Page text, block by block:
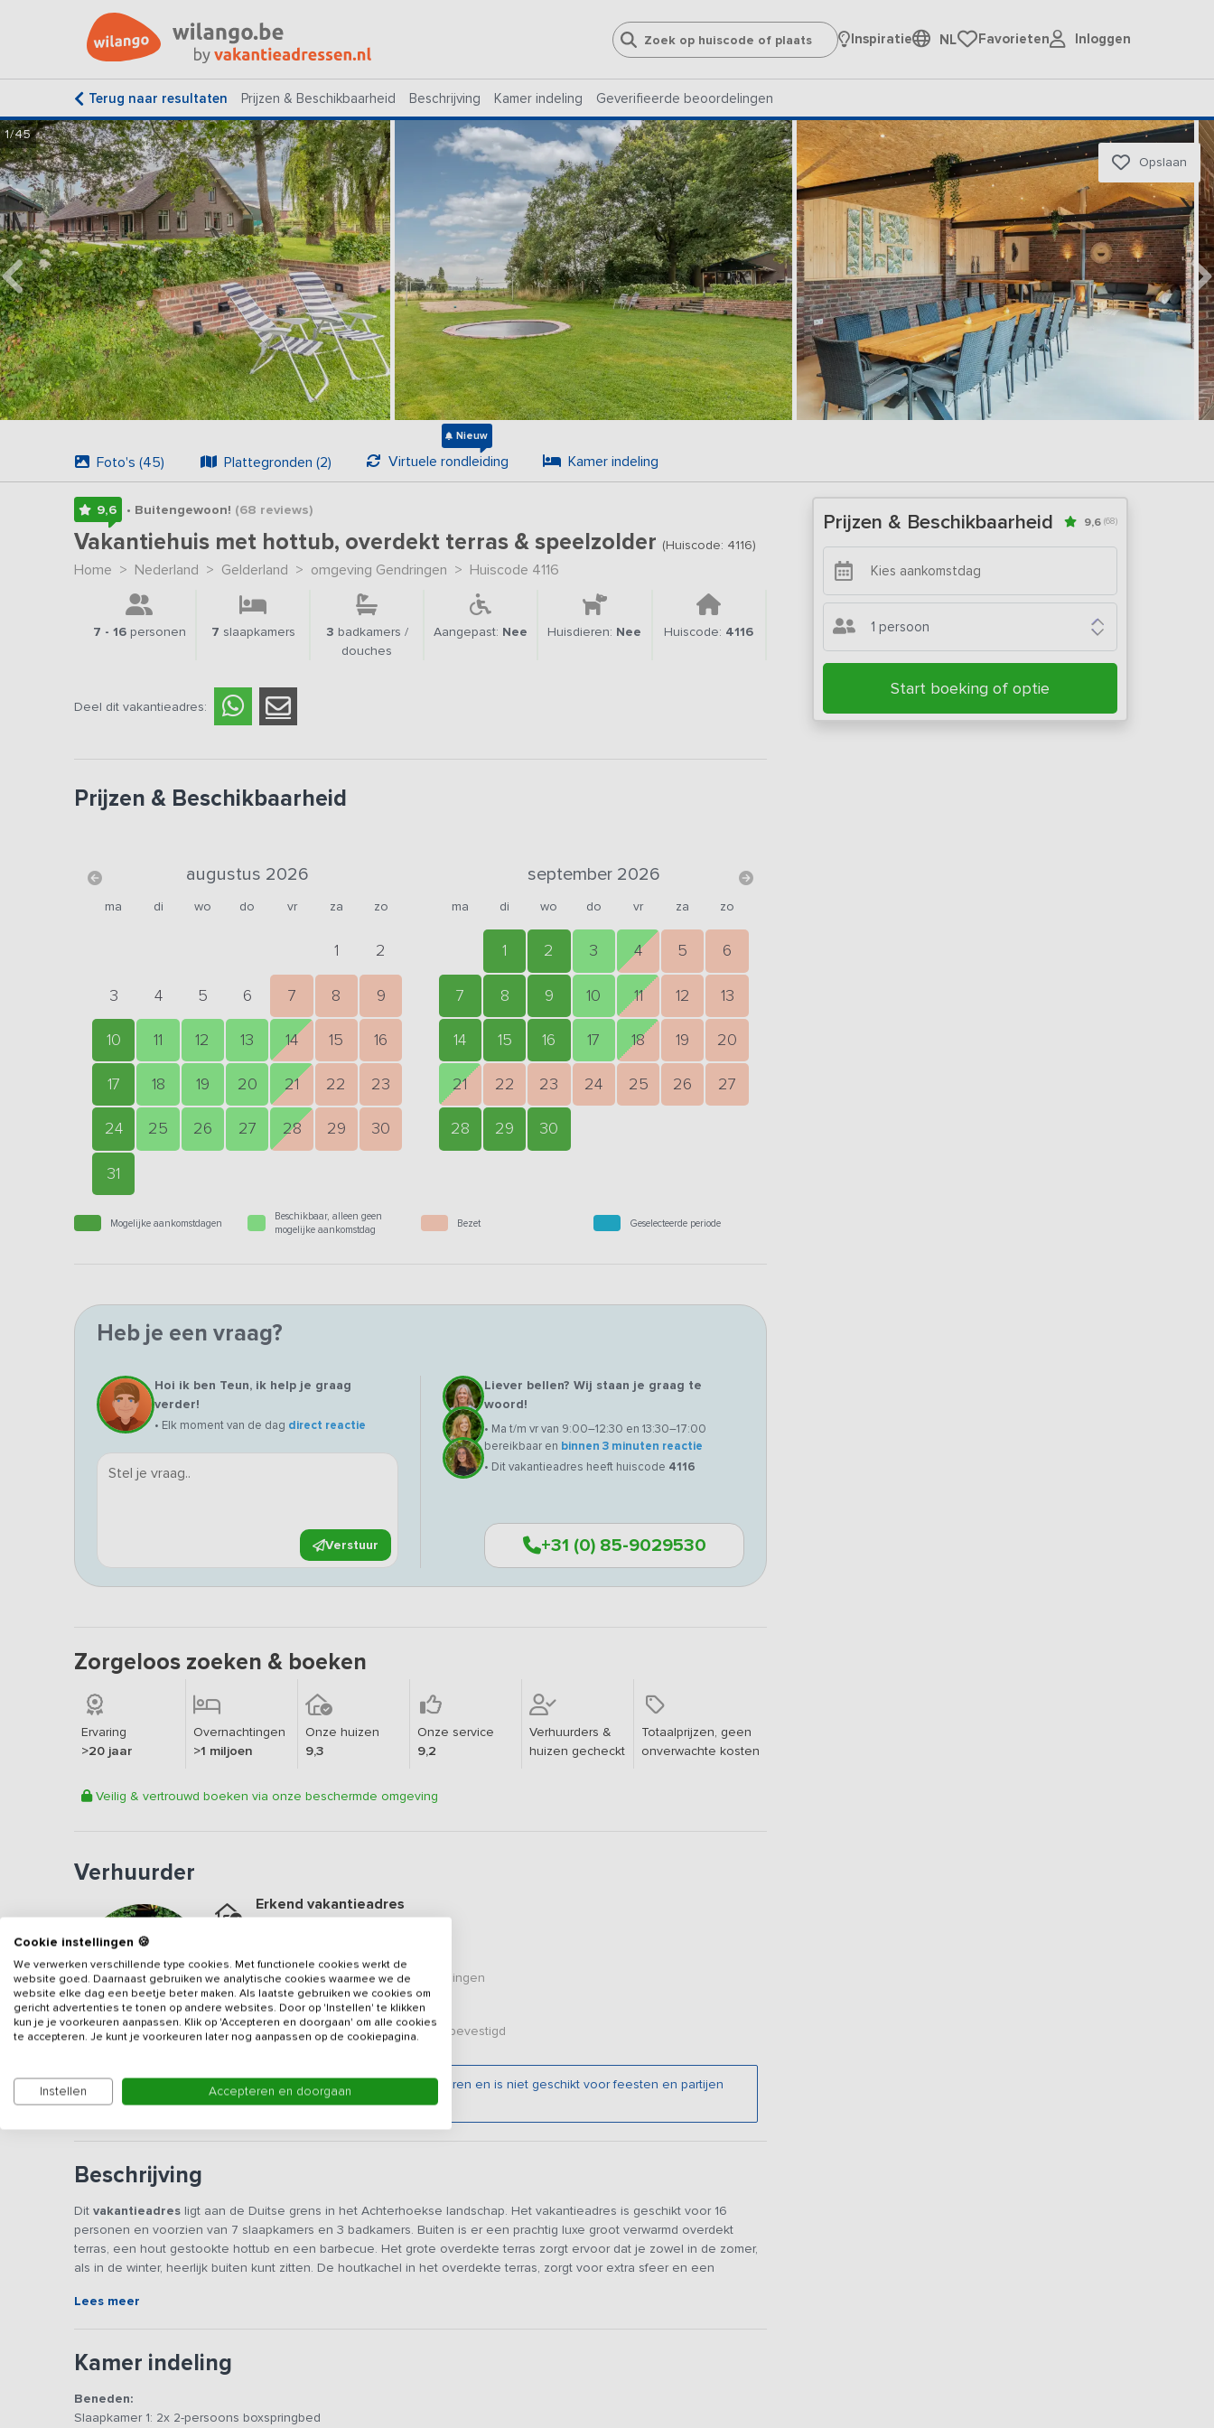
Inspiratie NL Favorieten Inloggen
Terug naar resultaten Prijzen & Beschikbaarheid Beschrijving Kamer indeling Geverifieerde beoordelingen
1/45
Opslaan
Foto's (45) Plattegronden (2) Virtuele rondleiding
Nieuw
Kamer indeling
9,6 • Buitengewoon! (68 reviews)
Vakantiehuis met hottub, overdekt terras & speelzolder (Huiscode: 4116)
Home > Nederland > Gelderland > omgeving Gendringen > Huiscode 4116
7 - 16personen 7 slaapkamers 3 badkamers /
douches
Aangepast: Nee Huisdieren: Nee Huiscode: 4116
Deel dit vakantieadres:
Prijzen & Beschikbaarheid
augustus 2026
ma di wo do vr za zo
1 2
3 4 5 6 7 8 9
10 11 12 13 14 15 16
17 18 19 20 21 22 23
24 25 26 27 28 29 30
31
september 2026
ma di wo do vr za zo
1 2 3 4 5 6
7 8 9 10 11 12 13
14 15 16 17 18 19 20
21 22 23 24 25 26 27
28 29 30
Mogelijke aankomstdagen
Beschikbaar, alleen geen
mogelijke aankomstdag
Bezet Geselecteerde periode
Heb je een vraag?
Hoi ik ben Teun, ik help je graag
verder!
• Elk moment van de dag direct reactie
Verstuur
Liever bellen? Wij staan je graag te
woord!
• Ma t/m vr van 9:00–12:30 en 13:30–17:00
bereikbaar en binnen 3 minuten reactie
• Dit vakantieadres heeft huiscode 4116
+31 (0) 85-9029530
Zorgeloos zoeken & boeken
Ervaring
>20 jaar
Overnachtingen
>1 miljoen
Onze huizen
9,3
Onze service
9,2
Verhuurders &
huizen gecheckt
Totaalprijzen, geen
onverwachte kosten
Veilig & vertrouwd boeken via onze beschermde omgeving
Verhuurder
Erkend vakantieadres
Geweldige locatie
Een9.6op basis van68 beoordelingen
Veilig & vertrouwd
Gegevens van de verhuurder zijn bevestigd
Deze accommodatie wordt niet verhuurd aan groepen jongeren en is niet geschikt voor feesten en partijen
(met harde muziek).
Beschrijving
Dit vakantieadres ligt aan de Duitse grens in het Achterhoekse landschap. Het vakantieadres is geschikt voor 16
personen en voorzien van 7 slaapkamers en 3 badkamers. Buiten is er een prachtig luxe groot verwarmd overdekt
terras, een hout gestookte hottub en een barbecue. Het grote overdekte terras zorgt ervoor dat je zowel in de zomer,
als in de winter, heerlijk buiten kunt zitten. De houtkachel in het overdekte terras, zorgt voor extra sfeer en een
inbegrepen bij de huurprijs. Vanuit de tuin heb je een weids uitzicht over de weilanden. Ook is er een groot
In het voorhuis zit een ruime woonkamer met een grote luxe bank en een lekker chill hoekje met uitzicht op de tuin. In
combi-magnetron en een inductie kookplaat. De koks staan in verbinding met de overige gasten die gezellig een
bordspel kunnen spelen aan de eettafel of TV kunnen kijken.
Lees meer
Kamer indeling
Beneden:
Slaapkamer 1: 2x 2-persoons boxspringbed
Prijzen & Beschikbaarheid 9,6 (68)
1 persoon
Start boeking of optie
Cookie instellingen 🍪
We verwerken verschillende type cookies. Met functionele cookies werkt de
website goed. Daarnaast gebruiken we analytische cookies waarmee we de
website elke dag een beetje beter maken. Als laatste gebruiken we cookies om
gericht advertenties te tonen op andere websites. Door op 'Instellen' te klikken
kun je je voorkeuren aanpassen. Klik op 'Accepteren en doorgaan' om alle cookies
te accepteren. Je kunt je voorkeuren later nog aanpassen op de cookiepagina.
Instellen Accepteren en doorgaan